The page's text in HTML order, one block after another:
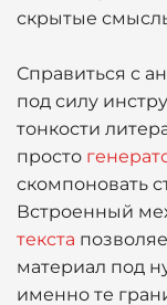
скрытые
Справиться с
под силу
тонкости
просто
скомпоновать
Встроенный
текста
материал под
именно те